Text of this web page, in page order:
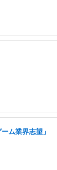
ム業界志望」